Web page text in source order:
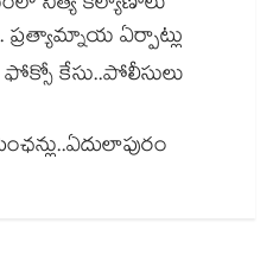
ప్రత్యామ్నాయ ఏర్పాట్లు
కేసు..పోలీసులు